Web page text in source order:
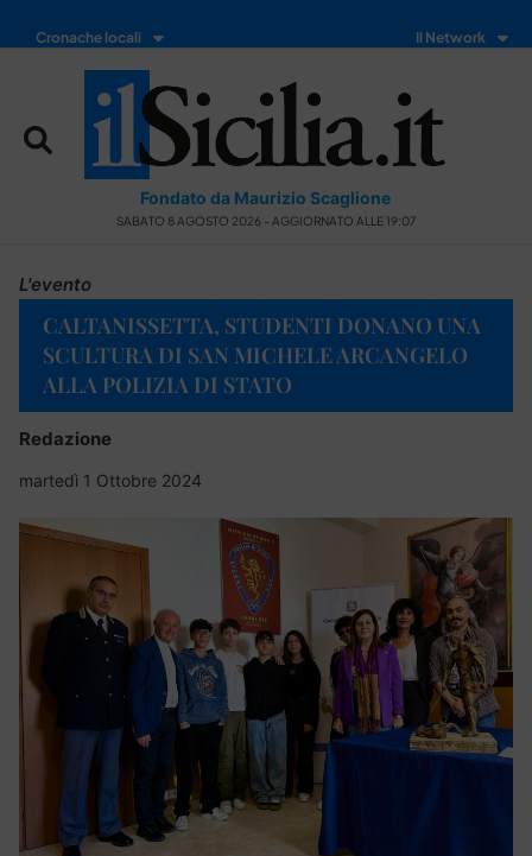
Cronache locali Il Network
Fondato da Maurizio Scaglione
SABATO 8 AGOSTO 2026 - AGGIORNATO ALLE 19:07
L'evento
CALTANISSETTA, STUDENTI DONANO UNA
SCULTURA DI SAN MICHELE ARCANGELO
ALLA POLIZIA DI STATO
Redazione
martedì 1 Ottobre 2024